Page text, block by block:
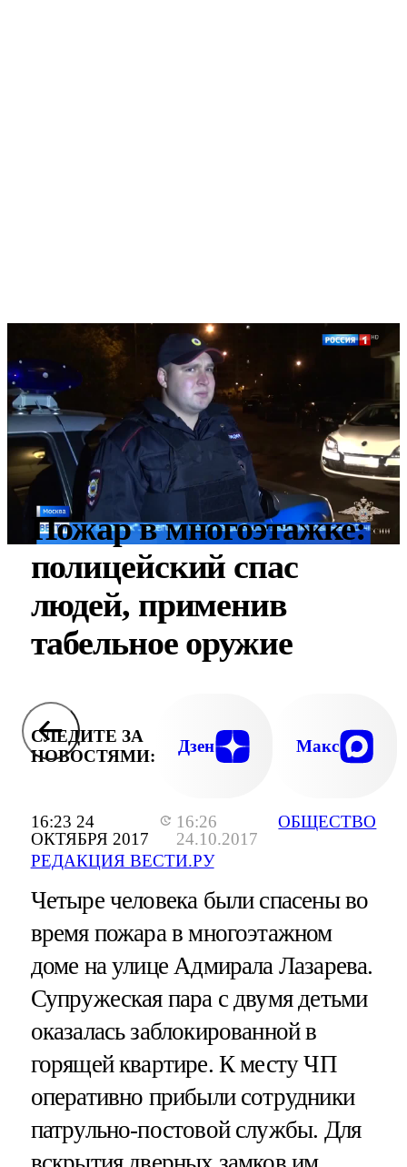
16:23 24
ОКТЯБРЯ 2017
16:26
24.10.2017
РЕДАКЦИЯ ВЕСТИ.РУ
ОБЩЕСТВО
Пожар в многоэтажке:
полицейский спас
людей, применив
табельное оружие
СЛЕДИТЕ ЗА
НОВОСТЯМИ:
Дзен Макс
Четыре человека были спасены во
время пожара в многоэтажном
доме на улице Адмирала Лазарева.
Супружеская пара с двумя детьми
оказалась заблокированной в
горящей квартире. К месту ЧП
оперативно прибыли сотрудники
патрульно-постовой службы. Для